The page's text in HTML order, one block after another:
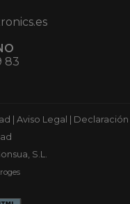
83
Aviso Legal
Declaración
S.L.